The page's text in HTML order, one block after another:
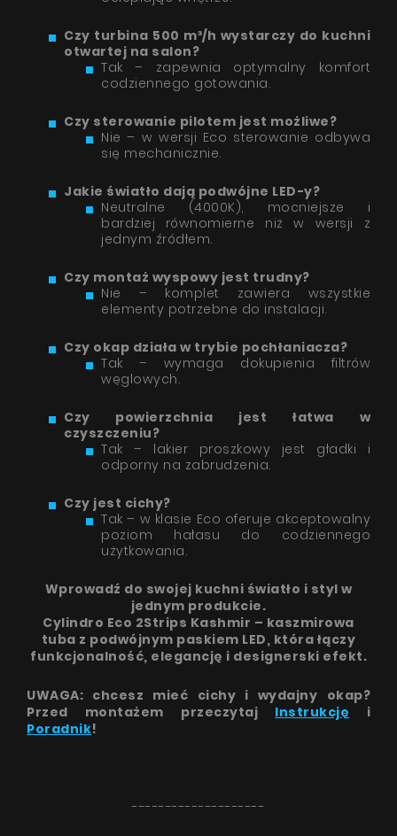
Produkty
Strefa architekta
Wsparcie techniczne
Wirtualny showroom
Gdzie kupić
Inspiracje
Promocje
Współpraca
Kontakt
Cylindro Eco 2STRIPS Kashmir
Pytanie o produkt
Wyrażam zgodę na przetwarzanie moich danych osobowych zgodnie
WYŚLIJ WIADOMOŚĆ
Czy turbina 500 m³/h wystarczy do kuchni
otwartej na salon?
Tak – zapewnia optymalny komfort
codziennego gotowania.
Czy sterowanie pilotem jest możliwe?
Nie – w wersji Eco sterowanie odbywa
się mechanicznie.
Jakie światło dają podwójne LED-y?
Neutralne (4000K), mocniejsze i
bardziej równomierne niż w wersji z
jednym źródłem.
Czy montaż wyspowy jest trudny?
Nie – komplet zawiera wszystkie
elementy potrzebne do instalacji.
Czy okap działa w trybie pochłaniacza?
Tak – wymaga dokupienia filtrów
węglowych.
Czy powierzchnia jest łatwa w
czyszczeniu?
Tak – lakier proszkowy jest gładki i
odporny na zabrudzenia.
Czy jest cichy?
Tak – w klasie Eco oferuje akceptowalny
poziom hałasu do codziennego
użytkowania.
Wprowadź do swojej kuchni światło i styl w
jednym produkcie.
Cylindro Eco 2Strips Kashmir – kaszmirowa
tuba z podwójnym paskiem LED, która łączy
funkcjonalność, elegancję i designerski efekt.
UWAGA: chcesz mieć cichy i wydajny okap?
Przed montażem przeczytaj Instrukcję i
Poradnik!
--------------------